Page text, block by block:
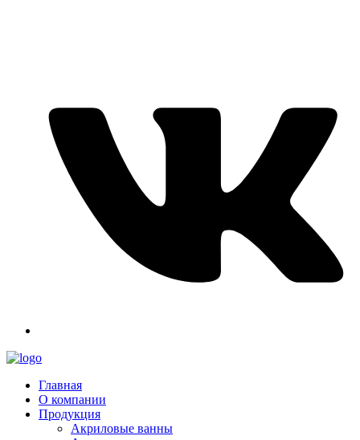
Главная
О компании
Продукция
Акриловые ванны